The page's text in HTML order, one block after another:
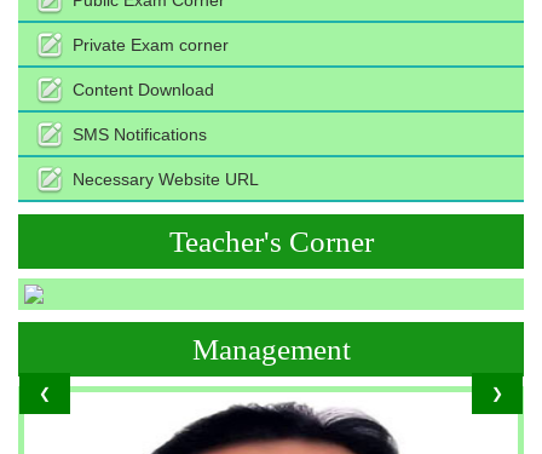
Private Exam corner
Content Download
SMS Notifications
Necessary Website URL
Teacher's Corner
❮ ❯
Management